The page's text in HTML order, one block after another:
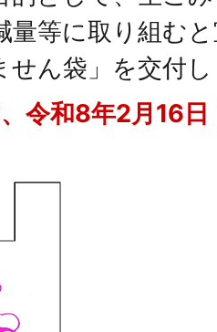
量等に取り組む
せん袋」を交付
令和8年2月16